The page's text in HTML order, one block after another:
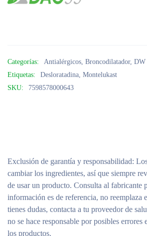
Categorías: Antialérgicos, Broncodilatador, DW
Etiquetas:
Desloratadina, Montelukast
SKU:
7598578000643
Exclusión de garantía y responsabilidad:
cambiar los ingredientes, así que siempre
de usar un producto. Consulta al fabricante
información es de referencia, no reemplaza
tienes dudas, contacta a tu proveedor de
no se hace responsable por posibles
los productos.